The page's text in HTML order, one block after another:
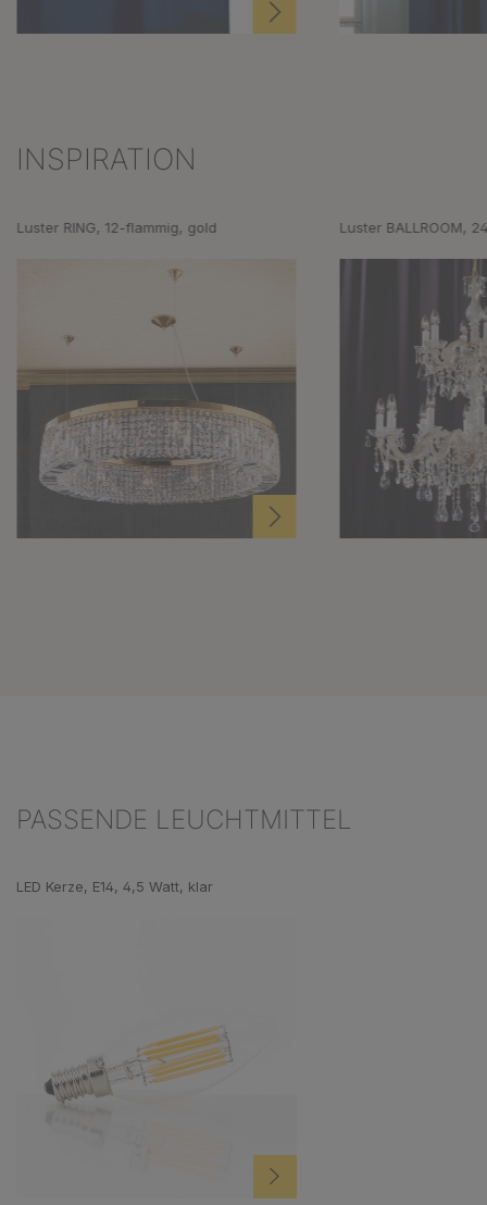
Produktgalerie überspringen
INSPIRATION
Luster RING, 12-flammig, gold Luster BALLROOM,
PASSENDE LEUCHTMITTEL
LED Kerze, E14, 4,5 Watt, klar